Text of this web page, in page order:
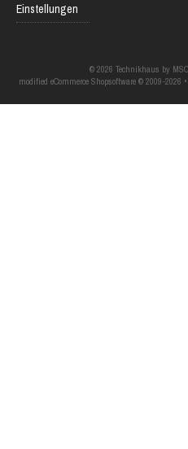
Einstellungen
© 2026 Technikhaus by
modified eCommerce Shopsoftware © 2009-